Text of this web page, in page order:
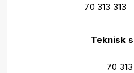
70 313 313
Teknisk
70